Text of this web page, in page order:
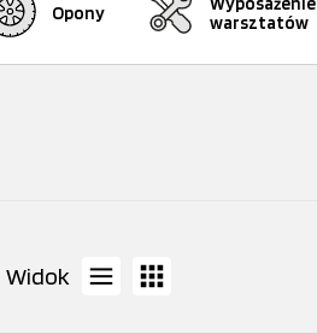
Opony
warsztatów
Widok